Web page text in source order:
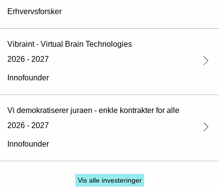
Erhvervsforsker
Vibraint - Virtual Brain Technologies
2026 - 2027
Innofounder
Vi demokratiserer juraen - enkle kontrakter for alle
2026 - 2027
Innofounder
Vis alle investeringer